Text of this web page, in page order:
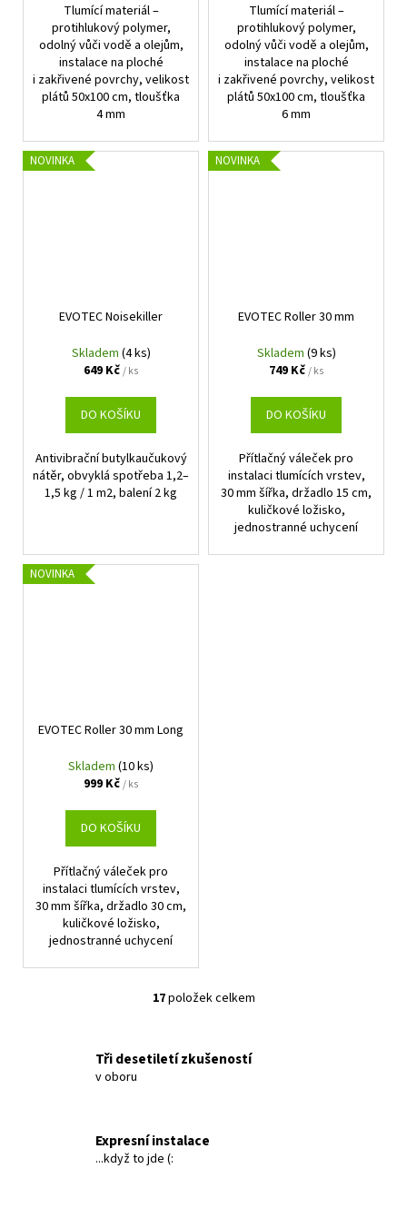
Tlumící materiál –
protihlukový polymer,
odolný vůči vodě a olejům,
instalace na ploché
i zakřivené povrchy, velikost
plátů 50x100 cm, tloušťka
4 mm
Tlumící materiál –
protihlukový polymer,
odolný vůči vodě a olejům,
instalace na ploché
i zakřivené povrchy, velikost
plátů 50x100 cm, tloušťka
6 mm
NOVINKA
EVOTEC Noisekiller
Skladem (4 ks)
649 Kč/ ks
DO KOŠÍKU
Antivibrační butylkaučukový
nátěr, obvyklá spotřeba 1,2–
1,5 kg / 1 m2, balení 2 kg
NOVINKA
EVOTEC Roller 30 mm
Skladem (9 ks)
749 Kč/ ks
DO KOŠÍKU
Přítlačný váleček pro
instalaci tlumících vrstev,
30 mm šířka, držadlo 15 cm,
kuličkové ložisko,
jednostranné uchycení
NOVINKA
EVOTEC Roller 30 mm Long
Skladem (10 ks)
999 Kč/ ks
DO KOŠÍKU
Přítlačný váleček pro
instalaci tlumících vrstev,
30 mm šířka, držadlo 30 cm,
kuličkové ložisko,
jednostranné uchycení
O
l
á
í
17položek celkem
Tři desetiletí zkušeností
v oboru
Expresní instalace
...když to jde (: